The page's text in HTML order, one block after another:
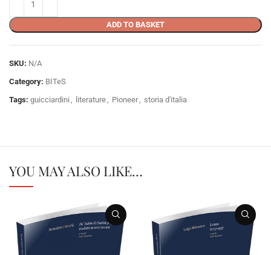
ADD TO BASKET
SKU: N/A
Category: BITeS
Tags: guicciardini literature Pioneer storia d'italia
YOU MAY ALSO LIKE…